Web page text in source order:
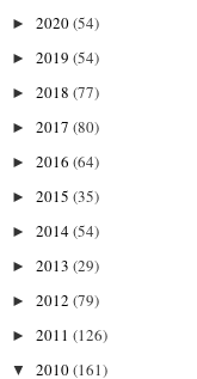
► 2020(54)
► 2019 (54)
► 2018 (77)
► 2017 (80)
► 2016 (64)
► 2015 (35)
► 2014(54)
► 2013 (29)
► 2012 (79)
► 2011 (126)
▼ 2010(161)